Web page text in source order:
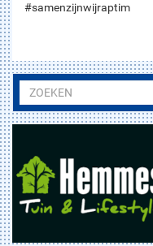
#samenzijnwijraptim